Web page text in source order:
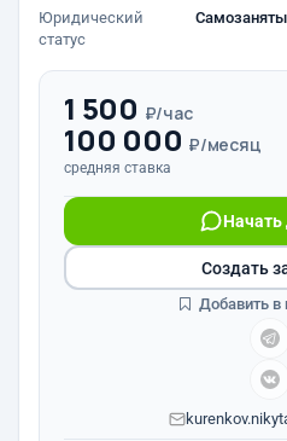
Юридический
статус
1 500 ₽/час
100 000 ₽/месяц
средняя ставка
Начать
Создать
Добавить в